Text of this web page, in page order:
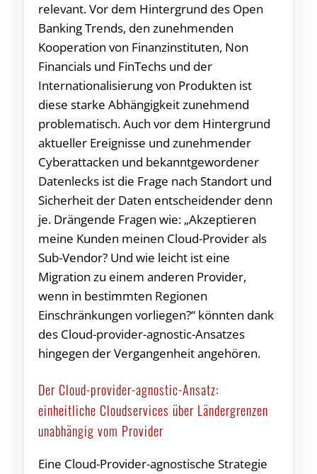
relevant. Vor dem Hintergrund des Open
Banking Trends, den zunehmenden
Kooperation von Finanzinstituten, Non
Financials und FinTechs und der
Internationalisierung von Produkten ist
diese starke Abhängigkeit zunehmend
problematisch. Auch vor dem Hintergrund
aktueller Ereignisse und zunehmender
Cyberattacken und bekanntgewordener
Datenlecks ist die Frage nach Standort und
Sicherheit der Daten entscheidender denn
je. Drängende Fragen wie: „Akzeptieren
meine Kunden meinen Cloud-Provider als
Sub-Vendor? Und wie leicht ist eine
Migration zu einem anderen Provider,
wenn in bestimmten Regionen
Einschränkungen vorliegen?“ könnten dank
des Cloud-provider-agnostic-Ansatzes
hingegen der Vergangenheit angehören.
Der Cloud-provider-agnostic-Ansatz:
einheitliche Cloudservices über Ländergrenzen
unabhängig vom Provider
Eine Cloud-Provider-agnostische Strategie